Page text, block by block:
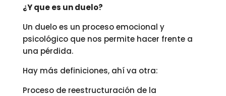
¿Y que es un duelo?
Un duelo es un proceso emocional y
psicológico que nos permite hacer frente a
una pérdida.
Hay más definiciones, ahí va otra:
Proceso de reestructuración de la